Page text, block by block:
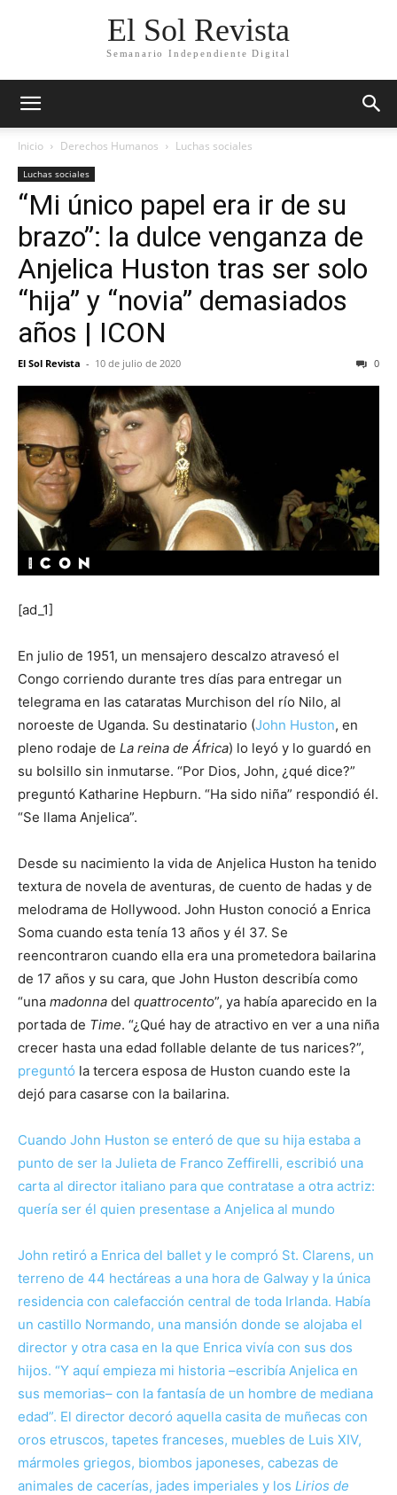
El Sol Revista
Semanario Independiente Digital
Inicio Derechos Humanos Luchas sociales
Luchas sociales
“Mi único papel era ir de su
brazo”: la dulce venganza de
Anjelica Huston tras ser solo
“hija” y “novia” demasiados
años | ICON
El Sol Revista - 10 de julio de 2020 0
[ad_1]
En julio de 1951, un mensajero descalzo atravesó el
Congo corriendo durante tres días para entregar un
telegrama en las cataratas Murchison del río Nilo, al
noroeste de Uganda. Su destinatario (John Huston, en
pleno rodaje de La reina de África) lo leyó y lo guardó en
su bolsillo sin inmutarse. “Por Dios, John, ¿qué dice?”
preguntó Katharine Hepburn. “Ha sido niña” respondió él.
“Se llama Anjelica”.
Desde su nacimiento la vida de Anjelica Huston ha tenido
textura de novela de aventuras, de cuento de hadas y de
melodrama de Hollywood. John Huston conoció a Enrica
Soma cuando esta tenía 13 años y él 37. Se
reencontraron cuando ella era una prometedora bailarina
de 17 años y su cara, que John Huston describía como
“una madonna del quattrocento”, ya había aparecido en la
portada de Time. “¿Qué hay de atractivo en ver a una niña
crecer hasta una edad follable delante de tus narices?”,
preguntó la tercera esposa de Huston cuando este la
dejó para casarse con la bailarina.
Cuando John Huston se enteró de que su hija estaba a
punto de ser la Julieta de Franco Zeffirelli, escribió una
carta al director italiano para que contratase a otra actriz:
quería ser él quien presentase a Anjelica al mundo
John retiró a Enrica del ballet y le compró St. Clarens, un
terreno de 44 hectáreas a una hora de Galway y la única
residencia con calefacción central de toda Irlanda. Había
un castillo Normando, una mansión donde se alojaba el
director y otra casa en la que Enrica vivía con sus dos
hijos. “Y aquí empieza mi historia –escribía Anjelica en
sus memorias– con la fantasía de un hombre de mediana
edad”. El director decoró aquella casita de muñecas con
oros etruscos, tapetes franceses, muebles de Luis XIV,
mármoles griegos, biombos japoneses, cabezas de
animales de cacerías, jades imperiales y los Lirios de